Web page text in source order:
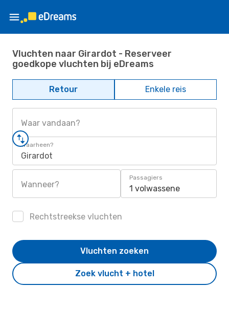
Vluchten naar Girardot - Reserveer
goedkope vluchten bij eDreams
Retour Enkele reis
Waar vandaan?
Waarheen?
Girardot
Wanneer?
Passagiers
1 volwassene
Rechtstreekse vluchten
Zoek vlucht + hotel
Vluchten zoeken